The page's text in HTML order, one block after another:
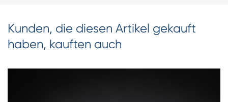
Kunden, die diesen Artikel gekauft
haben, kauften auch